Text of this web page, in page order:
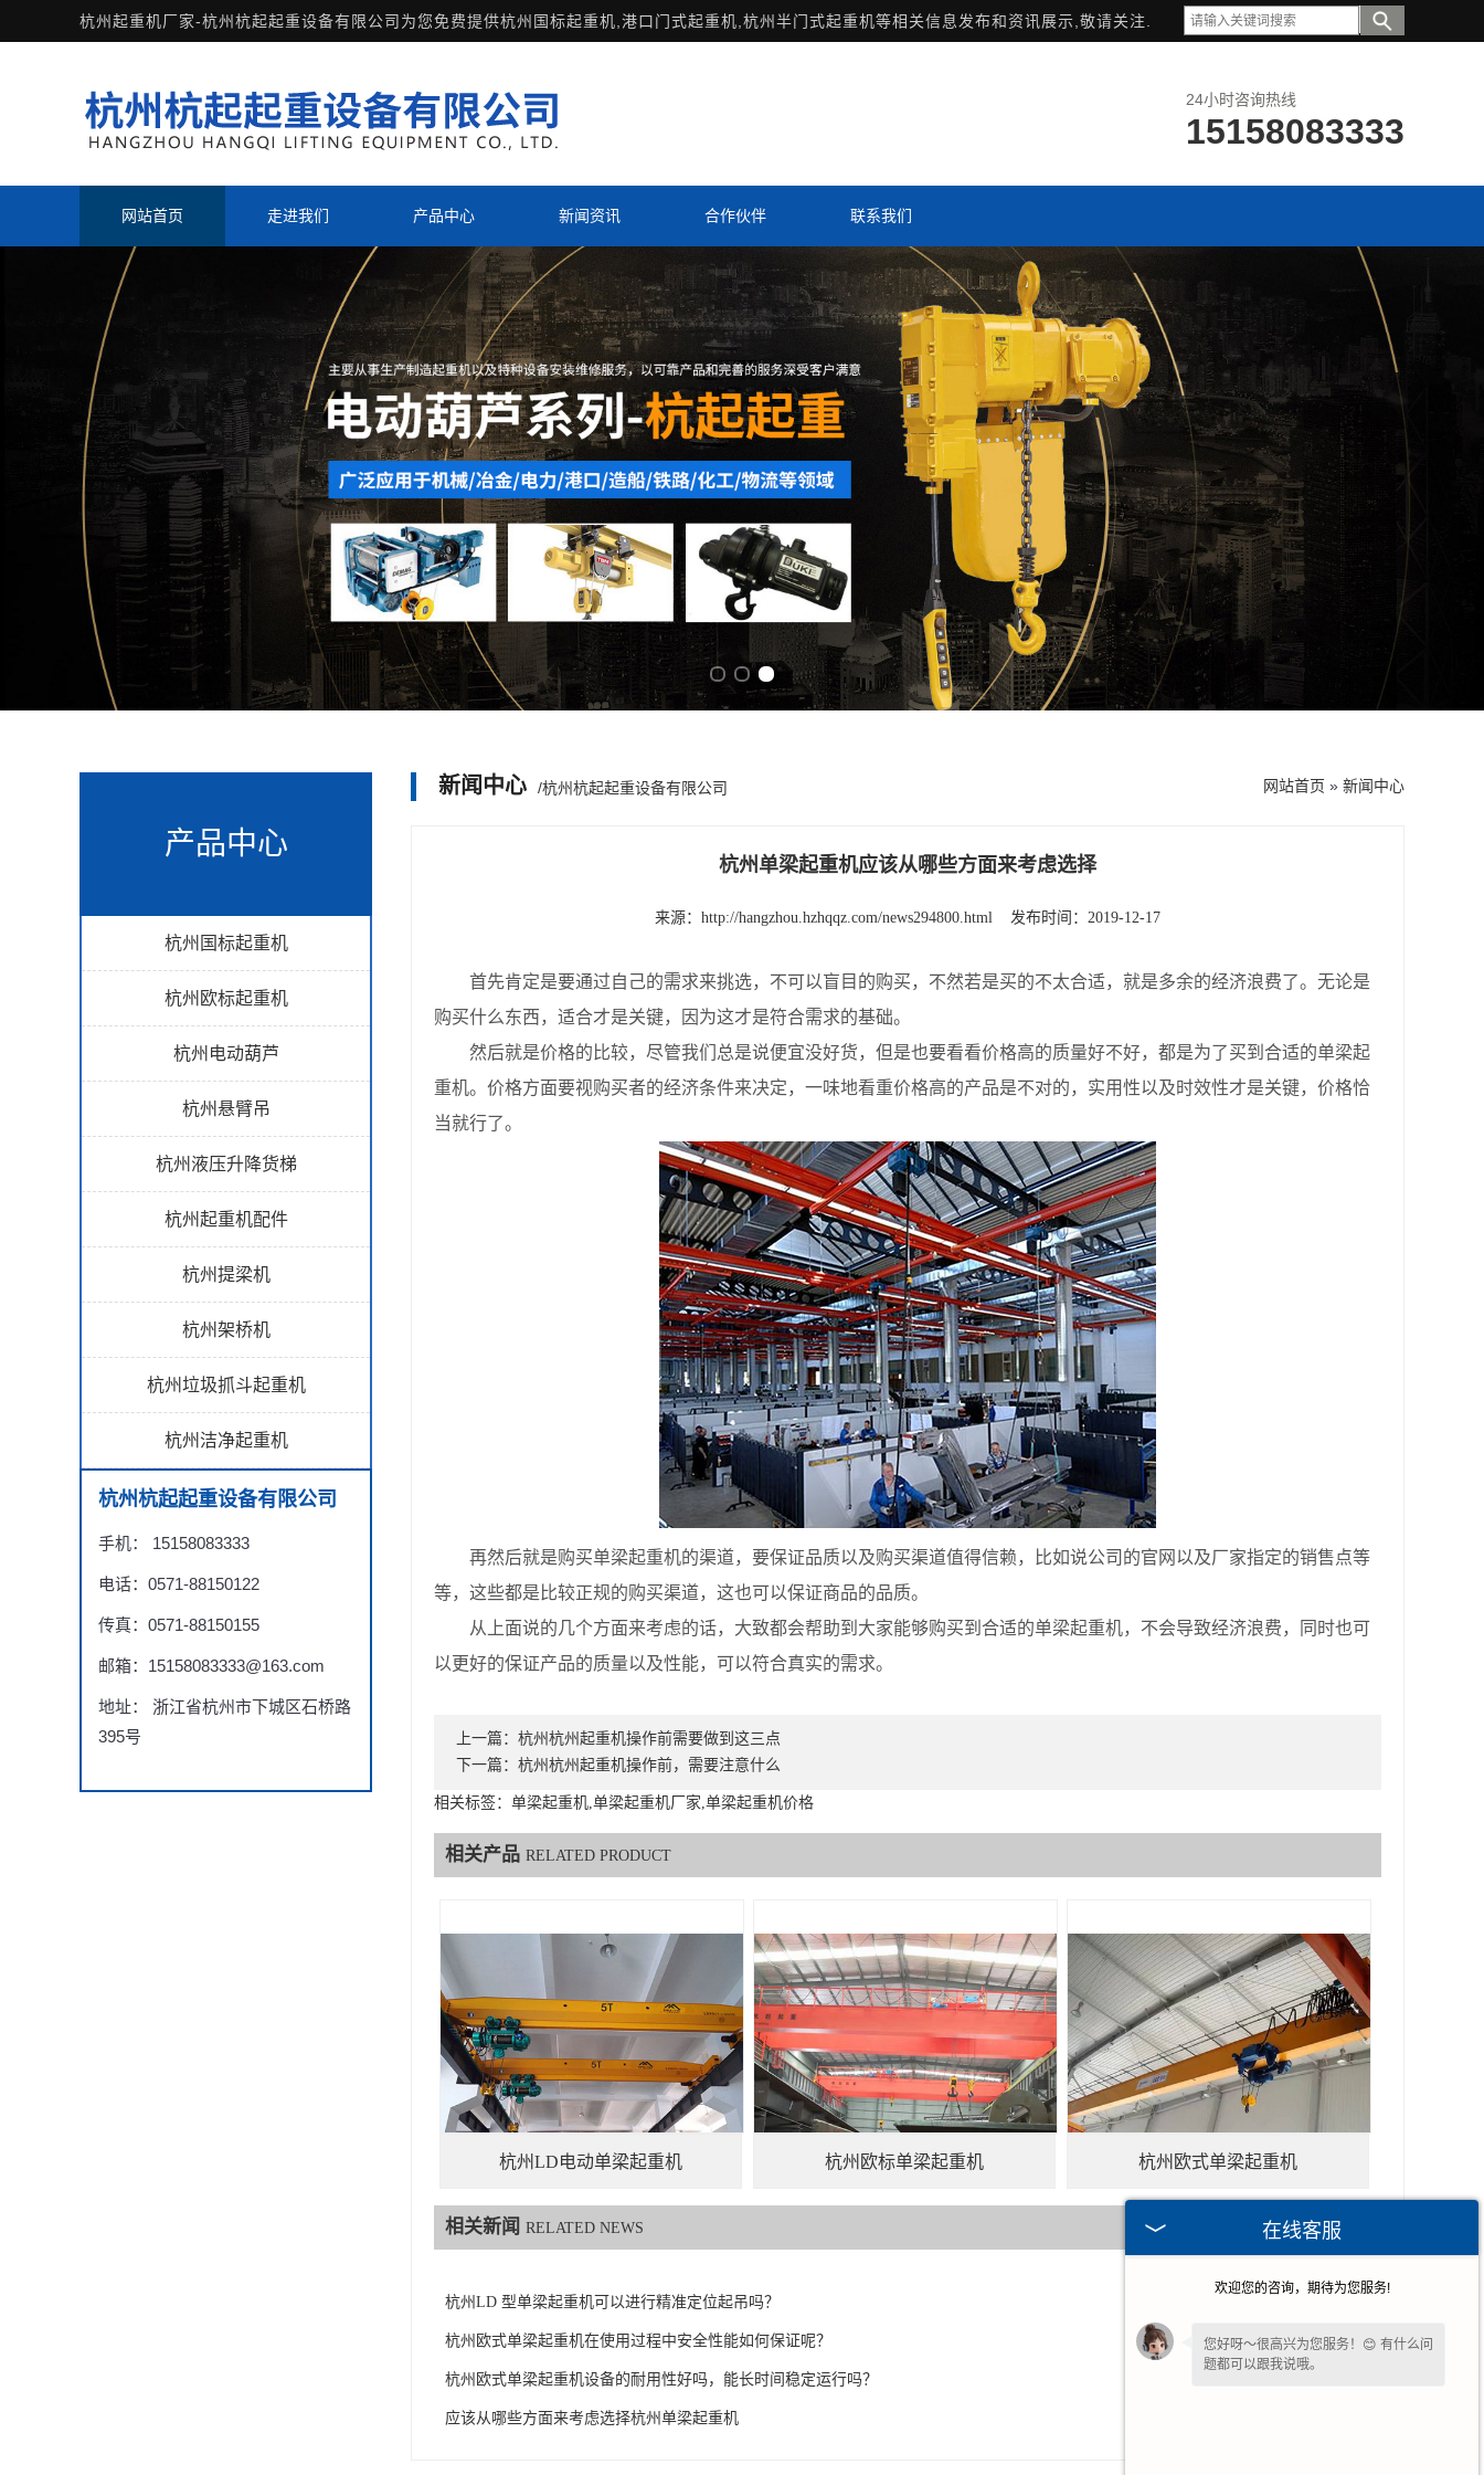
杭州起重机厂家-杭州杭起起重设备有限公司为您免费提供杭州国标起重机 ,港口门式起重机,杭州半门式起重机等相关信息发布和资讯展示,敬请关注.
24小时咨询热线
15158083333
网站首页 走进我们 产品中心 新闻资讯 合作伙伴 联系我们
产品中心
杭州国标起重机
杭州欧标起重机
杭州电动葫芦
杭州悬臂吊
杭州液压升降货梯
杭州起重机配件
杭州提梁机
杭州架桥机
杭州垃圾抓斗起重机
杭州洁净起重机
杭州杭起起重设备有限公司
手机： 15158083333
电话：0571-88150122
传真：0571-88150155
邮箱：15158083333@163.com
地址： 浙江省杭州市下城区石桥路
395号
新闻中心 /杭州杭起起重设备有限公司 网站首页 » 新闻中心
杭州单梁起重机应该从哪些方面来考虑选择
来源： http://hangzhou.hzhqqz.com/news294800.html 发布时间：2019-12-17
首先肯定是要通过自己的需求来挑选，不可以盲目的购买，不然若是买的不太合适，就是多余的经济浪费了。无论是
购买什么东西，适合才是关键，因为这才是符合需求的基础。
然后就是价格的比较，尽管我们总是说便宜没好货，但是也要看看价格高的质量好不好，都是为了买到合适的单梁起
重机。价格方面要视购买者的经济条件来决定，一味地看重价格高的产品是不对的，实用性以及时效性才是关键，价格恰
当就行了。
再然后就是购买单梁起重机的渠道，要保证品质以及购买渠道值得信赖，比如说公司的官网以及厂家指定的销售点等
等，这些都是比较正规的购买渠道，这也可以保证商品的品质。
从上面说的几个方面来考虑的话，大致都会帮助到大家能够购买到合适的单梁起重机，不会导致经济浪费，同时也可
以更好的保证产品的质量以及性能，可以符合真实的需求。
上一篇： 杭州杭州起重机操作前需要做到这三点
下一篇： 杭州杭州起重机操作前，需要注意什么
相关标签：单梁起重机,单梁起重机厂家,单梁起重机价格
相关产品 RELATED PRODUCT
杭州LD电动单梁起重机 杭州欧标单梁起重机 杭州欧式单梁起重机
相关新闻 RELATED NEWS
杭州LD 型单梁起重机可以进行精准定位起吊吗？
杭州欧式单梁起重机在使用过程中安全性能如何保证呢？ 2024-09-13
杭州欧式单梁起重机设备的耐用性好吗，能长时间稳定运行吗？
应该从哪些方面来考虑选择杭州单梁起重机
在线客服
欢迎您的咨询，期待为您服务!
您好呀～很高兴为您服务！😊 有什么问
题都可以跟我说哦。